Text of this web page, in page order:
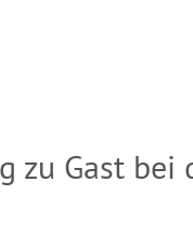
zu Gast bei